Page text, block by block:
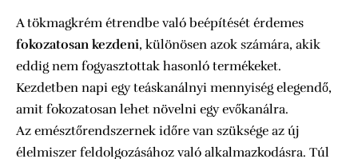
A tökmagkrém étrendbe való beépítését érdemes
fokozatosan kezdeni, különösen azok számára, akik
eddig nem fogyasztottak hasonló termékeket.
Kezdetben napi egy teáskanálnyi mennyiség elegendő,
amit fokozatosan lehet növelni egy evőkanálra.
Az emésztőrendszernek időre van szüksége az új
élelmiszer feldolgozásához való alkalmazkodásra. Túl